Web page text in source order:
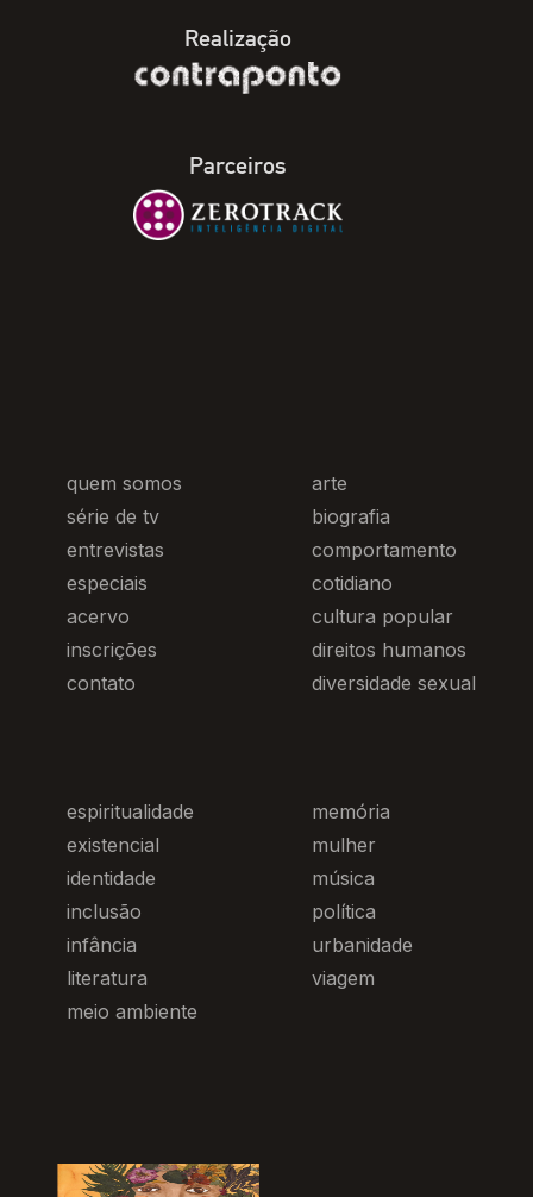
Realização
Parceiros
quem somos
série de tv
entrevistas
especiais
acervo
inscrições
contato
arte
biografia
comportamento
cotidiano
cultura popular
direitos humanos
diversidade sexual
espiritualidade
existencial
identidade
inclusão
infância
literatura
meio ambiente
memória
mulher
música
política
urbanidade
viagem